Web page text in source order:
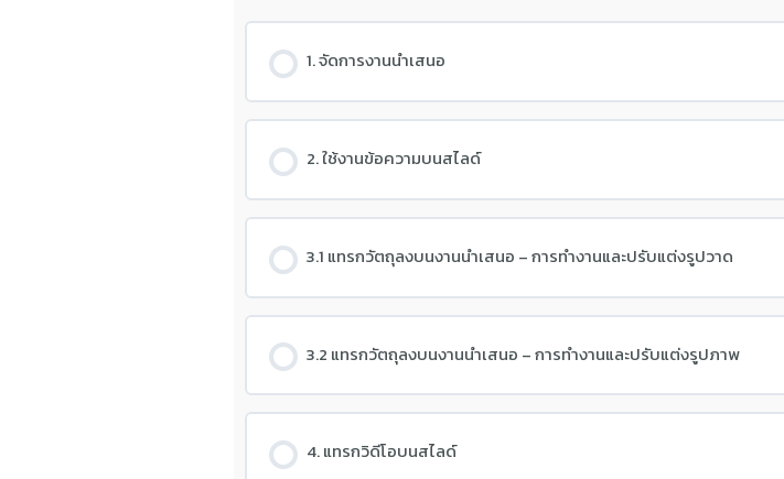
1. จัดการงานนำเสนอ
2. ใช้งานข้อความบนสไลด์
3.1 แทรกวัตถุลงบนงานนำเสนอ – การทำงานและปรับแต่งรูปวาด
3.2 แทรกวัตถุลงบนงานนำเสนอ – การทำงานและปรับแต่งรูปภาพ
4. แทรกวิดีโอบนสไลด์